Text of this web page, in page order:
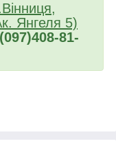
Янгеля 5)
81-